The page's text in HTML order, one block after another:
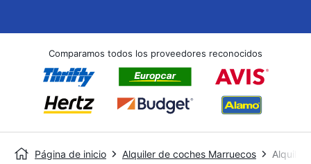
Comparamos todos los proveedores reconocidos
Página de inicio Alquiler de coches Marruecos Alquiler